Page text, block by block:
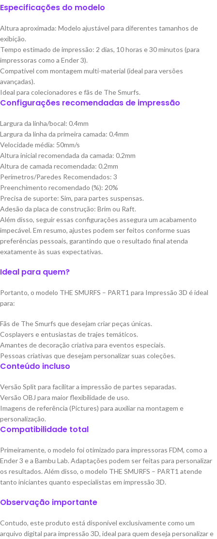
Especificações do modelo
Altura aproximada: Modelo ajustável para diferentes tamanhos de
exibição.
Tempo estimado de impressão: 2 dias, 10 horas e 30 minutos (para
impressoras como a Ender 3).
Compatível com montagem multi-material (ideal para versões
avançadas).
Ideal para colecionadores e fãs de The Smurfs.
Configurações recomendadas de impressão
Largura da linha/bocal: 0.4mm
Largura da linha da primeira camada: 0.4mm
Velocidade média: 50mm/s
Altura inicial recomendada da camada: 0.2mm
Altura de camada recomendada: 0.2mm
Perímetros/Paredes Recomendados: 3
Preenchimento recomendado (%): 20%
Precisa de suporte: Sim, para partes suspensas.
Adesão da placa de construção: Brim ou Raft.
Além disso, seguir essas configurações assegura um acabamento
impecável. Em resumo, ajustes podem ser feitos conforme suas
preferências pessoais, garantindo que o resultado final atenda
exatamente às suas expectativas.
Ideal para quem?
Portanto, o modelo THE SMURFS – PART1 para Impressão 3D é ideal
para:
Fãs de The Smurfs que desejam criar peças únicas.
Cosplayers e entusiastas de trajes temáticos.
Amantes de decoração criativa para eventos especiais.
Pessoas criativas que desejam personalizar suas coleções.
Conteúdo incluso
Versão Split para facilitar a impressão de partes separadas.
Versão OBJ para maior flexibilidade de uso.
Imagens de referência (Pictures) para auxiliar na montagem e
personalização.
Compatibilidade total
Primeiramente, o modelo foi otimizado para impressoras FDM, como a
Ender 3 e a Bambu Lab. Adaptações podem ser feitas para personalizar
os resultados. Além disso, o modelo THE SMURFS – PART1 atende
tanto iniciantes quanto especialistas em impressão 3D.
Observação importante
Contudo, este produto está disponível exclusivamente como um
arquivo digital para impressão 3D, ideal para quem deseja personalizar e